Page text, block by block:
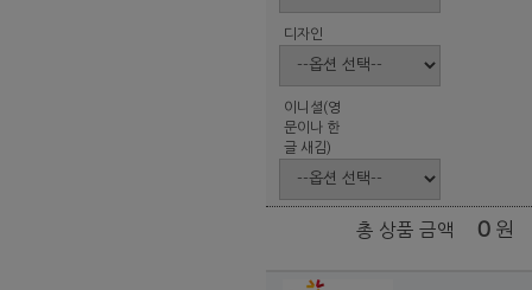
디자인
이니셜(영
문이나 한
글 새김)
총 상품 금액 0 원